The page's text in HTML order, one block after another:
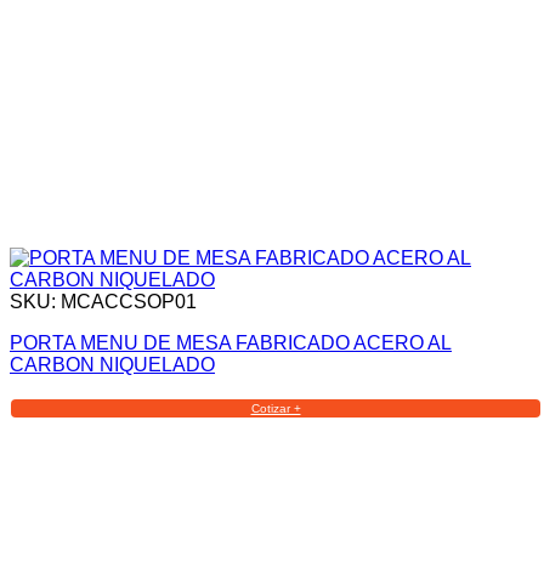
SKU: MCACCSOP01
PORTA MENU DE MESA FABRICADO ACERO AL
CARBON NIQUELADO
Cotizar +